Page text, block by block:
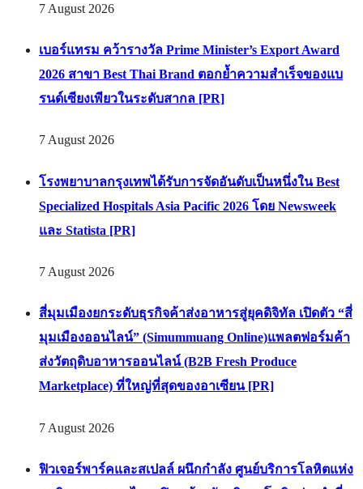
7 August 2026
เบอร์แทรม คว้ารางวัล Prime Minister’s Export Award
2026 สาขา Best Thai Brand ตอกย้ำความสำเร็จของแบ
รนด์เซียงเพียวในระดับสากล [PR]
7 August 2026
โรงพยาบาลกรุงเทพได้รับการจัดอันดับเป็นหนึ่งใน Best
Specialized Hospitals Asia Pacific 2026 โดย Newsweek
และ Statista [PR]
7 August 2026
สี่มุมเมืองยกระดับธุรกิจค้าส่งอาหารสู่ยุคดิจิทัล เปิดตัว “สี่
มุมเมืองออนไลน์” (Simummuang Online)แพลตฟอร์มค้า
ส่งวัตถุดิบอาหารออนไลน์ (B2B Fresh Produce
Marketplace) ที่ใหญ่ที่สุดของอาเซียน [PR]
7 August 2026
ฟิวเจอร์พาร์คและสเปลล์ ผนึกกำลัง ศูนย์บริการโลหิตแห่ง